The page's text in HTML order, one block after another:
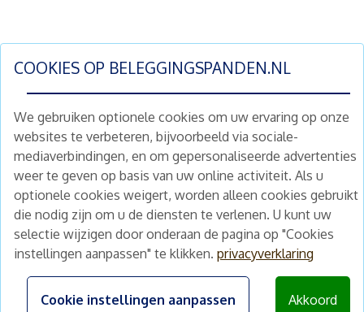
COOKIES OP BELEGGINGSPANDEN.NL
We gebruiken optionele cookies om uw ervaring op onze
websites te verbeteren, bijvoorbeeld via sociale-
mediaverbindingen, en om gepersonaliseerde advertenties
weer te geven op basis van uw online activiteit. Als u
optionele cookies weigert, worden alleen cookies gebruikt
die nodig zijn om u de diensten te verlenen. U kunt uw
selectie wijzigen door onderaan de pagina op "Cookies
instellingen aanpassen" te klikken. privacyverklaring
Cookie instellingen aanpassen Akkoord
Schrijf je nu in en ontvang wekelijks ons
nieuwe aanbod vastgoedbeleggingen.
Nieuwsbrief Abonneren
Home
Te koop
Nieuws
Schimmelstraat 5H
1053 TA Amsterdam
+31 (0) 30 225 31 12